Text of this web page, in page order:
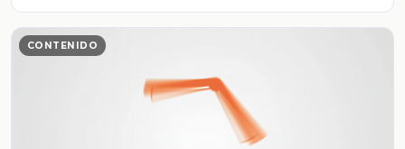
CONTENIDO